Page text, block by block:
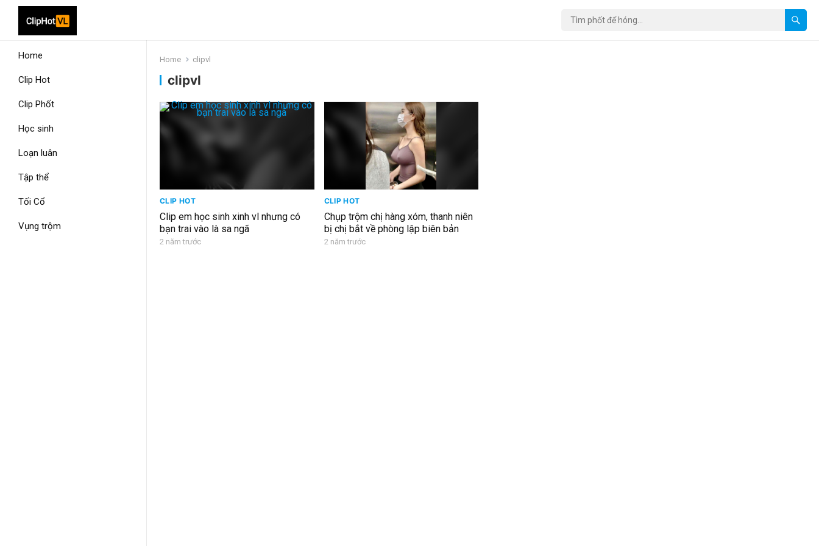
Home
Clip Hot
Clip Phốt
Học sinh
Loạn luân
Tập thể
Tối Cổ
Vụng trộm
Home clipvl
clipvl
CLIP HOT
Clip em học sinh xinh vl nhưng có
bạn trai vào là sa ngã
2 năm trước
CLIP HOT
Chụp trộm chị hàng xóm, thanh niên
bị chị bắt về phòng lập biên bản
2 năm trước